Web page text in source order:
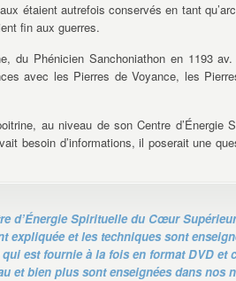
étaient autrefois conservés en tant
fin aux guerres.
du Phénicien Sanchoniathon en 1193
avec les Pierres de Voyance, les
au niveau de son Centre d’Énergie
besoin d’informations, il poserait une
d’Énergie Spirituelle du Cœur
expliquée et les techniques sont
est fournie à la fois en format DVD et
et bien plus sont enseignées dans nos